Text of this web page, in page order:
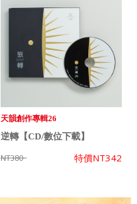
天韻創作專輯26
逆轉【CD/數位下載】
NT380 特價NT342